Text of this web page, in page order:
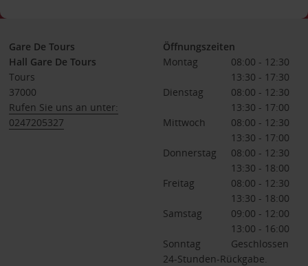
Gare De Tours
Hall Gare De Tours
Tours
37000
Rufen Sie uns an unter:
0247205327
Öffnungszeiten
Montag
08:00 - 12:30
13:30 - 17:30
Dienstag
08:00 - 12:30
13:30 - 17:00
Mittwoch
08:00 - 12:30
13:30 - 17:00
Donnerstag
08:00 - 12:30
13:30 - 18:00
Freitag
08:00 - 12:30
13:30 - 18:00
Samstag
09:00 - 12:00
13:00 - 16:00
Sonntag
Geschlossen
24-Stunden-Rückgabe.